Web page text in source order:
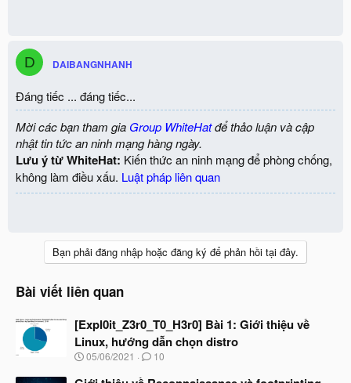
D DAIBANGNHANH
Đáng tiếc ... đáng tiếc...
Mời các bạn tham gia Group WhiteHatđể thảo luận và cập
nhật tin tức an ninh mạng hàng ngày.
Lưu ý từ WhiteHat: Kiến thức an ninh mạng để phòng chống,
không làm điều xấu. Luật pháp liên quan
Bạn phải đăng nhập hoặc đăng ký để phản hồi tại đây.
Bài viết liên quan
[Expl0it_Z3r0_T0_H3r0] Bài 1: Giới thiệu về
Linux, hướng dẫn chọn distro
N
05/06/2021 10